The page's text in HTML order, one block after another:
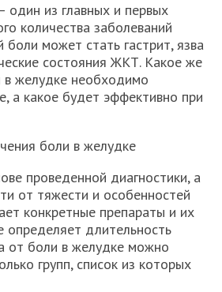
один из главных и первых
количества заболеваний
может стать гастрит, язва
состояния ЖКТ. Какое же
в желудке необходимо
а какое будет эффективно при
боли в желудке
проведенной диагностики, а
от тяжести и особенностей
конкретные препараты и их
определяет длительность
от боли в желудке можно
групп, список из которых